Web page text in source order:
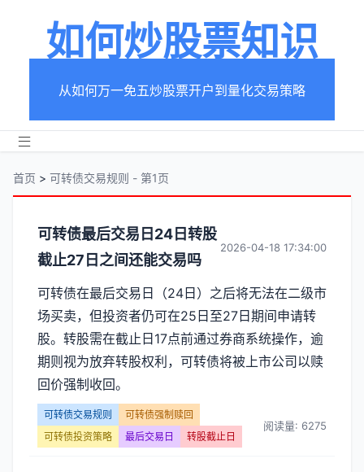
如何炒股票知识
从如何万一免五炒股票开户到量化交易策略
首页 > 可转债交易规则 - 第1页
分
类
【可
转
债
交
易
可转债最后交易日24日转股
截止27日之间还能交易吗
2026-04-18 17:34:00
可转债在最后交易日（24日）之后将无法在二级市
场买卖，但投资者仍可在25日至27日期间申请转
股。转股需在截止日17点前通过券商系统操作，逾
期则视为放弃转股权利，可转债将被上市公司以赎
回价强制收回。
可转债交易规则
可转债强制赎回
可转债投资策略
最后交易日 转股截止日
阅读量: 6275